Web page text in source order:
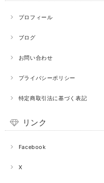
プロフィール
ブログ
お問い合わせ
プライバシーポリシー
特定商取引法に基づく表記
リンク
Facebook
X